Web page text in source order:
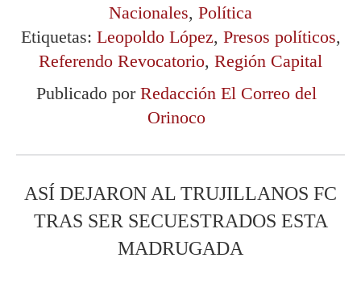
Nacionales, Política
Etiquetas: Leopoldo López, Presos políticos,
Referendo Revocatorio, Región Capital
Publicado por Redacción El Correo del
Orinoco
ASÍ DEJARON AL TRUJILLANOS FC
TRAS SER SECUESTRADOS ESTA
MADRUGADA